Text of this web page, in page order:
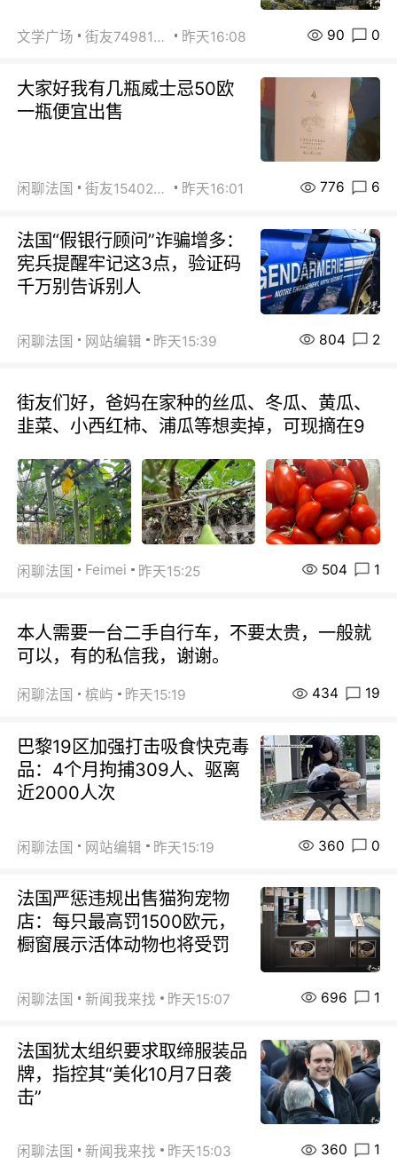
文学广场 街友74981146 昨天16:08 90 0
大家好我有几瓶威士忌50欧
一瓶便宜出售
闲聊法国 街友15402223 昨天16:01 776 6
法国“假银行顾问”诈骗增多：
宪兵提醒牢记这3点，验证码
千万别告诉别人
闲聊法国 网站编辑 昨天15:39 804 2
街友们好，爸妈在家种的丝瓜、冬瓜、黄瓜、
韭菜、小西红柿、浦瓜等想卖掉，可现摘在9
闲聊法国 Feimei 昨天15:25 504 1
本人需要一台二手自行车，不要太贵，一般就
可以，有的私信我，谢谢。
闲聊法国 槟屿 昨天15:19 434 19
巴黎19区加强打击吸食快克毒
品：4个月拘捕309人、驱离
近2000人次
闲聊法国 网站编辑 昨天15:19 360 0
法国严惩违规出售猫狗宠物
店：每只最高罚1500欧元，
橱窗展示活体动物也将受罚
闲聊法国 新闻我来找 昨天15:07 696 1
法国犹太组织要求取缔服装品
牌，指控其“美化10月7日袭
击”
闲聊法国 新闻我来找 昨天15:03 360 1